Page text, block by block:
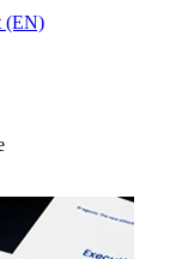
(EN)